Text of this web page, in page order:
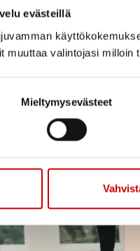
evästeillä
muuttaa valintojasi
Mieltymysevästeet